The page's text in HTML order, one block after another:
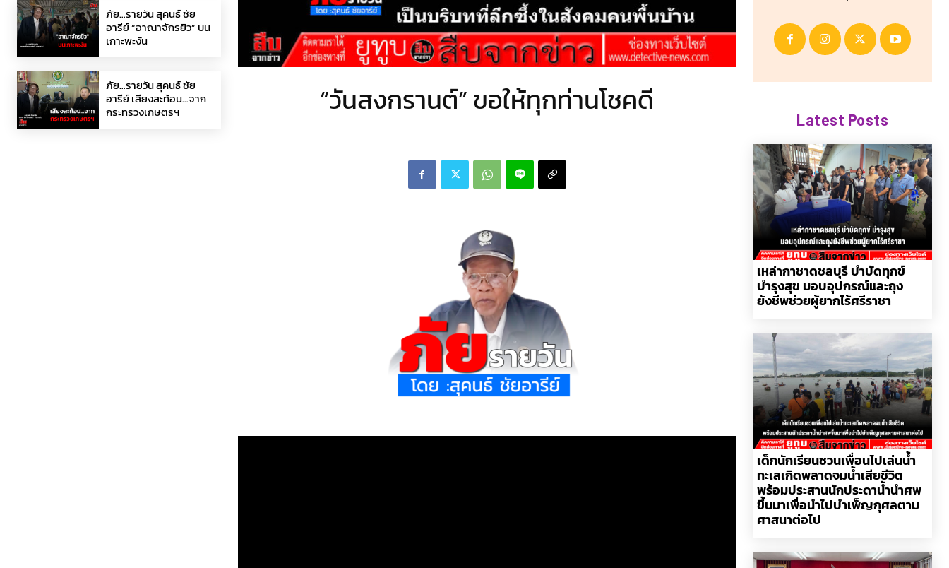
ภัย…รายวัน สุคนธ์ ชัย
อารีย์ “อาณาจักรยิว” บน
เกาะพะงัน
ภัย…รายวัน สุคนธ์ ชัย
อารีย์ เสียงสะท้อน…จาก
กระทรวงเกษตรฯ
“วันสงกรานต์” ขอให้ทุกท่านโชคดี
Latest Posts
เหล่ากาชาดชลบุรี บำบัดทุกข์
บำรุงสุข มอบอุปกรณ์และถุง
ยังชีพช่วยผู้ยากไร้ศรีราชา
เด็กนักเรียนชวนเพื่อนไปเล่นน้ำ
ทะเลเกิดพลาดจมน้ำเสียชีวิต
พร้อมประสานนักประดาน้ำนำศพ
ขึ้นมาเพื่อนำไปบำเพ็ญกุศลตาม
ศาสนาต่อไป